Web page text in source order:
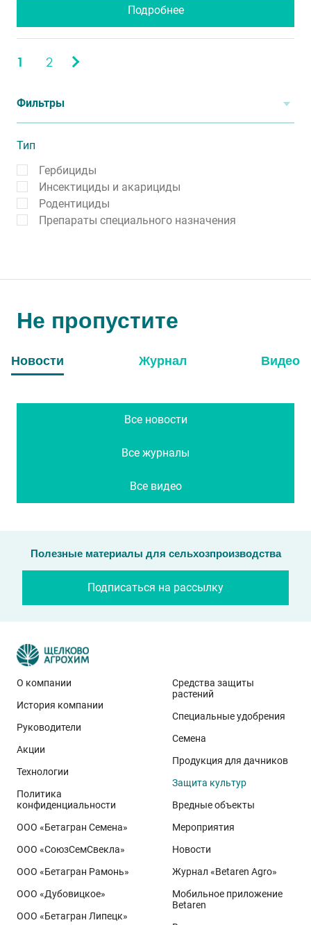
Подробнее
1 2
Фильтры
Тип
Гербициды
Инсектициды и акарициды
Родентициды
Препараты специального назначения
Не пропустите
Новости Журнал Видео
Все новости
Все журналы
Все видео
Полезные материалы для сельхозпроизводства
Подписаться на рассылку
О компании
История компании
Руководители
Акции
Технологии
Политика
конфиденциальности
ООО «Бетагран Семена»
ООО «СоюзСемСвекла»
ООО «Бетагран Рамонь»
ООО «Дубовицкое»
ООО «Бетагран Липецк»
Средства защиты
растений
Специальные удобрения
Семена
Продукция для дачников
Защита культур
Вредные объекты
Мероприятия
Новости
Журнал «Betaren Agro»
Мобильное приложение
Betaren